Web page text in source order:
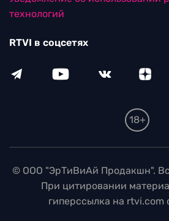
технологий
RTVI в соцсетях
18+
© ООО "ЭрТиВиАй Продакшн".
При цитировании
гиперссылка на rtvi.com